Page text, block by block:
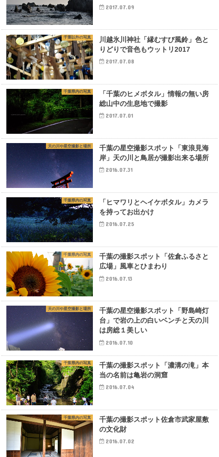
2017.07.09
千葉以外の写真
川越氷川神社「縁むすび風鈴」色と
りどりで音色もウットリ2017
2017.07.08
千葉県内の写真
「千葉のヒメボタル」情報の無い房
総山中の生息地で撮影
2017.07.01
天の川や星空撮影と場所
千葉の星空撮影スポット「東浪見海
岸」天の川と鳥居が撮影出来る場所
2016.07.31
千葉県内の写真
「ヒマワリとヘイケボタル」カメラ
を持ってお出かけ
2016.07.25
千葉県内の写真
千葉の撮影スポット「佐倉ふるさと
広場」風車とひまわり
2016.07.13
天の川や星空撮影と場所
千葉の星空撮影スポット「野島崎灯
台」で岩の上の白いベンチと天の川
は房総１美しい
2016.07.10
千葉県内の写真
千葉の撮影スポット「濃溝の滝」本
当の名前は亀岩の洞窟
2016.07.04
千葉県内の写真
千葉の撮影スポット佐倉市武家屋敷
の文化財
2016.07.02